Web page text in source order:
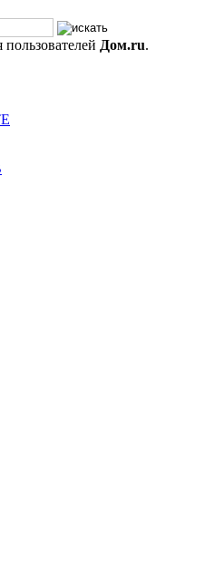
Дом.ru.